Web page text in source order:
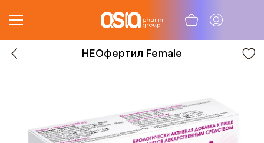
НЕОфертил Female